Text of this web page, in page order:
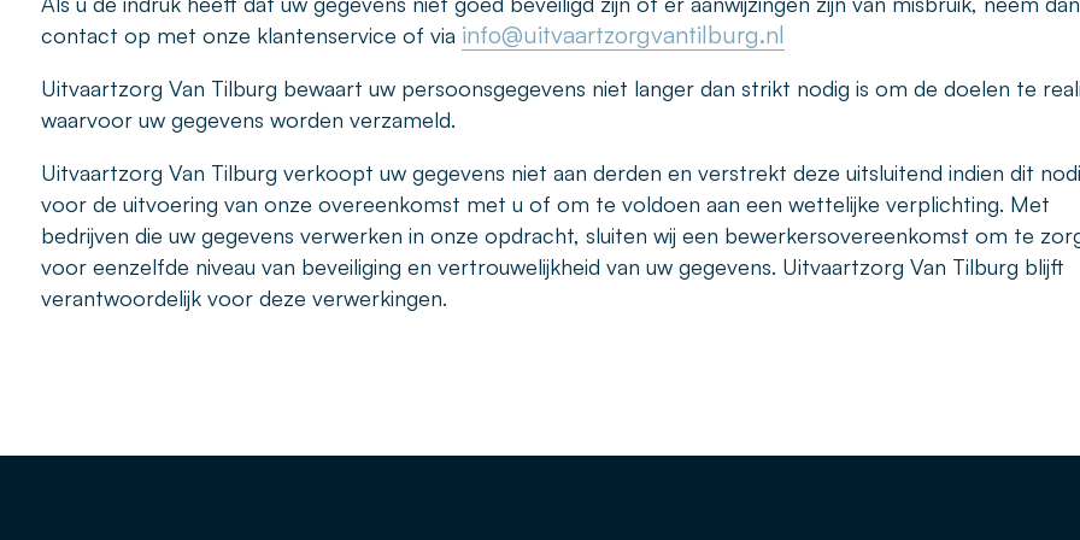
contact op met onze klantenservice of via info@uitvaartzorgvantilburg.nl
Uitvaartzorg Van Tilburg bewaart uw persoonsgegevens niet langer dan strikt nodig is om de doelen te
waarvoor uw gegevens worden verzameld.
Uitvaartzorg Van Tilburg verkoopt uw gegevens niet aan derden en verstrekt deze uitsluitend indien dit
voor de uitvoering van onze overeenkomst met u of om te voldoen aan een wettelijke verplichting. Met
bedrijven die uw gegevens verwerken in onze opdracht, sluiten wij een bewerkersovereenkomst om te
voor eenzelfde niveau van beveiliging en vertrouwelijkheid van uw gegevens. Uitvaartzorg Van Tilburg blijft
verantwoordelijk voor deze verwerkingen.